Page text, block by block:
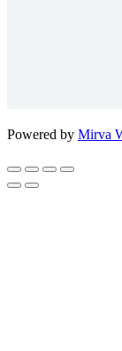
Powered by Mirva